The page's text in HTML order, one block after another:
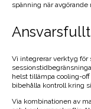
spänning när avgörande
Vi integrerar verktyg för
helst tillämpa cooling-
bibehålla kontroll kring
Via kombinationen av